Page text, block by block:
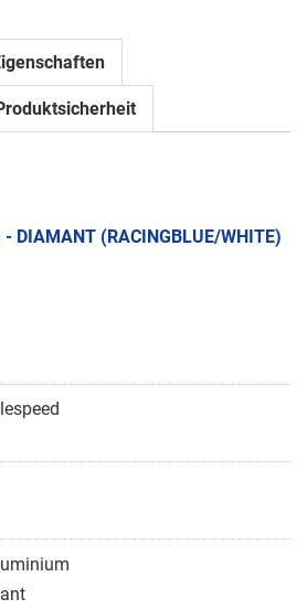
- DIAMANT (RACINGBLUE/WHITE)